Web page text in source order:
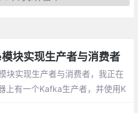
块实现生产者与消费者
实现生产者与消费者，我正在
上有一个Kafka生产者，并使用K